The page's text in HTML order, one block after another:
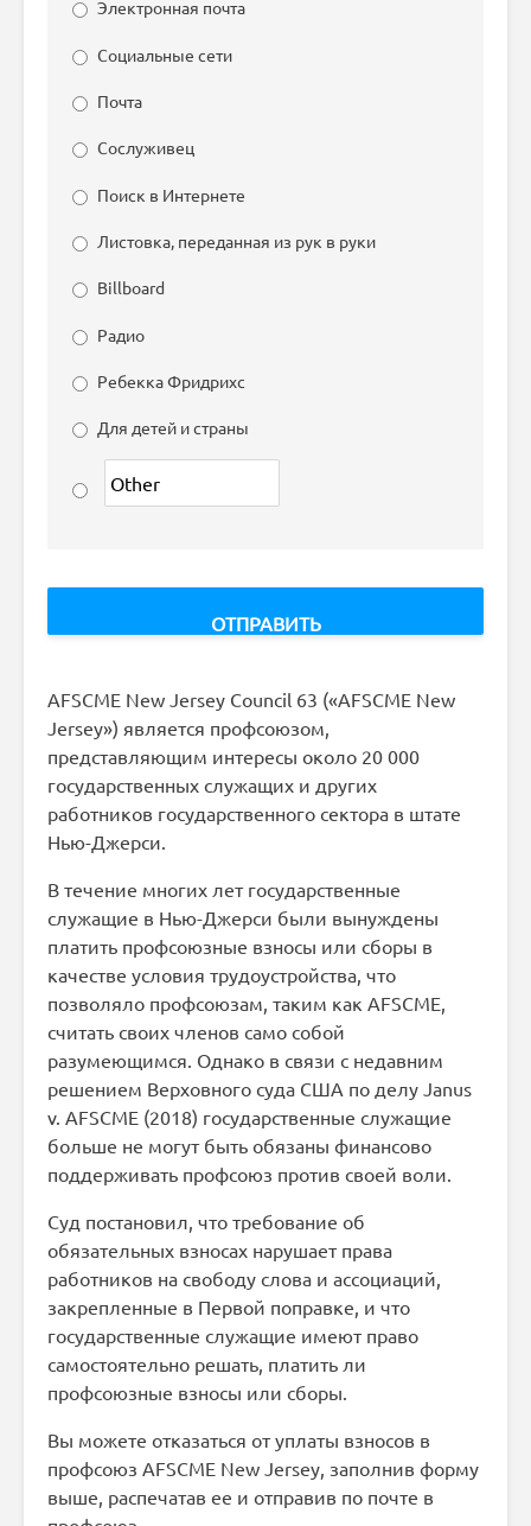
Электронная почта
Социальные сети
Почта
Сослуживец
Поиск в Интернете
Листовка, переданная из рук в руки
Billboard
Радио
Ребекка Фридрихс
Для детей и страны
AFSCME New Jersey Council 63 («AFSCME New
Jersey») является профсоюзом,
представляющим интересы около 20 000
государственных служащих и других
работников государственного сектора в штате
Нью-Джерси.
В течение многих лет государственные
служащие в Нью-Джерси были вынуждены
платить профсоюзные взносы или сборы в
качестве условия трудоустройства, что
позволяло профсоюзам, таким как AFSCME,
считать своих членов само собой
разумеющимся. Однако в связи с недавним
решением Верховного суда США по делу Janus
v. AFSCME (2018) государственные служащие
больше не могут быть обязаны финансово
поддерживать профсоюз против своей воли.
Суд постановил, что требование об
обязательных взносах нарушает права
работников на свободу слова и ассоциаций,
закрепленные в Первой поправке, и что
государственные служащие имеют право
самостоятельно решать, платить ли
профсоюзные взносы или сборы.
Вы можете отказаться от уплаты взносов в
профсоюз AFSCME New Jersey, заполнив форму
выше, распечатав ее и отправив по почте в